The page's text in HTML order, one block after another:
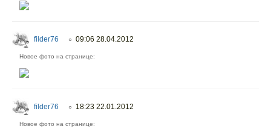
filder76 ○ 09:06 28.04.2012
Новое фото на странице:
filder76 ○ 18:23 22.01.2012
Новое фото на странице: